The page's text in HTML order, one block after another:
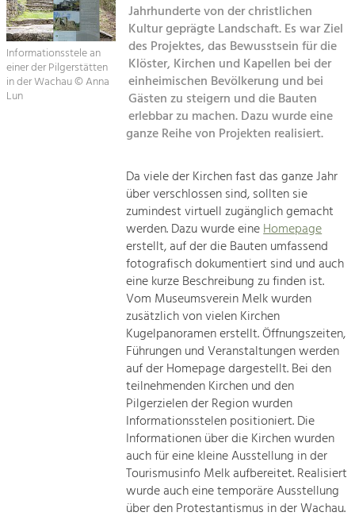
Kirchen am Fluss
Suche
Impressum
Tourismus
Angebotsentwicklung und
Positionierung.
Kunst & Kultur
Handwerk, Wissenschaft und Forschung.
Soziales, Bildung &
Gleichberechtigung, Jugend und
Mobilität & Energie
Klimawandel, öffentlicher Verkehr und
erneuerbare Energie
Steigerung regionaler Wertschöpfung
Informationsstele an
einer der Pilgerstätten
in der Wachau © Anna
Lun
Jahrhunderte von der christlichen
Kultur geprägte Landschaft. Es war Ziel
des Projektes, das Bewusstsein für die
Klöster, Kirchen und Kapellen bei der
einheimischen Bevölkerung und bei
Gästen zu steigern und die Bauten
erlebbar zu machen. Dazu wurde eine
ganze Reihe von Projekten realisiert.
Da viele der Kirchen fast das ganze Jahr
über verschlossen sind, sollten sie
zumindest virtuell zugänglich gemacht
werden. Dazu wurde eineHomepage
erstellt, auf der die Bauten umfassend
fotografisch dokumentiert sind und auch
eine kurze Beschreibung zu finden ist.
Vom Museumsverein Melk wurden
zusätzlich von vielen Kirchen
Kugelpanoramen erstellt. Öffnungszeiten,
Führungen und Veranstaltungen werden
auf der Homepage dargestellt. Bei den
teilnehmenden Kirchen und den
Pilgerzielen der Region wurden
Informationsstelen positioniert. Die
Informationen über die Kirchen wurden
auch für eine kleine Ausstellung in der
Tourismusinfo Melk aufbereitet. Realisiert
wurde auch eine temporäre Ausstellung
über den Protestantismus in der Wachau.